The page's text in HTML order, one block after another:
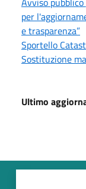
per
e trasparenza”
Sportello
Sostituzione
Ultimo